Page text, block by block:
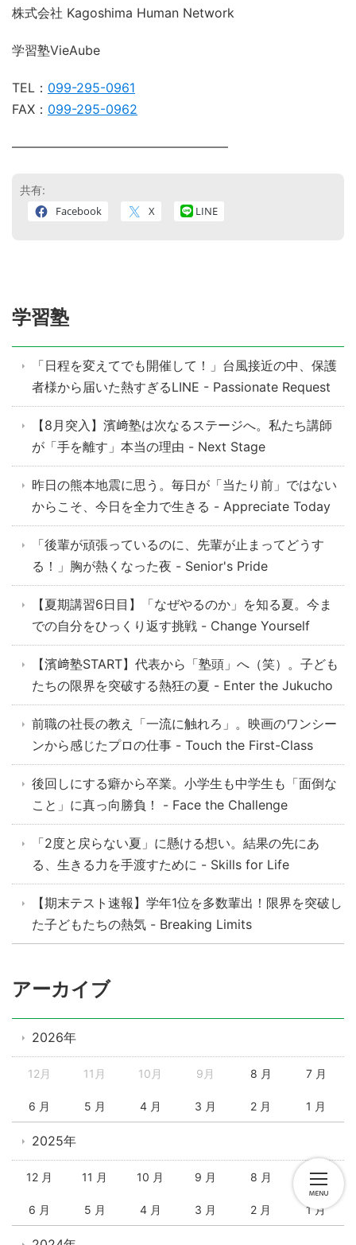
株式会社 Kagoshima Human Network
学習塾VieAube
TEL： 099-295-0961
FAX： 099-295-0962
―――――――――――――――――
共有:
Facebook X LINE
学習塾
「日程を変えてでも開催して！」台風接近の中、保護
者様から届いた熱すぎるLINE - Passionate Request
【8月突入】濱﨑塾は次なるステージへ。私たち講師
が「手を離す」本当の理由 - Next Stage
昨日の熊本地震に思う。毎日が「当たり前」ではない
からこそ、今日を全力で生きる - Appreciate Today
「後輩が頑張っているのに、先輩が止まってどうす
る！」胸が熱くなった夜 - Senior's Pride
【夏期講習6日目】「なぜやるのか」を知る夏。今ま
での自分をひっくり返す挑戦 - Change Yourself
【濱﨑塾START】代表から「塾頭」へ（笑）。子ども
たちの限界を突破する熱狂の夏 - Enter the Jukucho
前職の社長の教え「一流に触れろ」。映画のワンシー
ンから感じたプロの仕事 - Touch the First-Class
後回しにする癖から卒業。小学生も中学生も「面倒な
こと」に真っ向勝負！ - Face the Challenge
「2度と戻らない夏」に懸ける想い。結果の先にあ
る、生きる力を手渡すために - Skills for Life
【期末テスト速報】学年1位を多数輩出！限界を突破し
た子どもたちの熱気 - Breaking Limits
アーカイブ
2026年
12月 11月 10月 9月 8 月 7 月
6 月 5 月 4 月 3 月 2 月 1 月
2025年
12 月 11 月 10 月 9 月 8 月 7 月
6 月 5 月 4 月 3 月 2 月 1 月